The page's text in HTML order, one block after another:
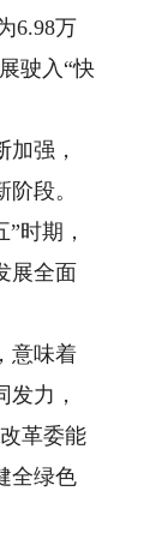
6.98万
驶入“快
强，
段。
时期，
展全面
意味着
力，
革委能
全绿色